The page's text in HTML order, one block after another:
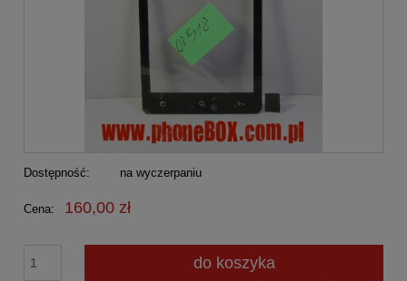
Dostępność: na wyczerpaniu
Cena: 160,00 zł
do koszyka